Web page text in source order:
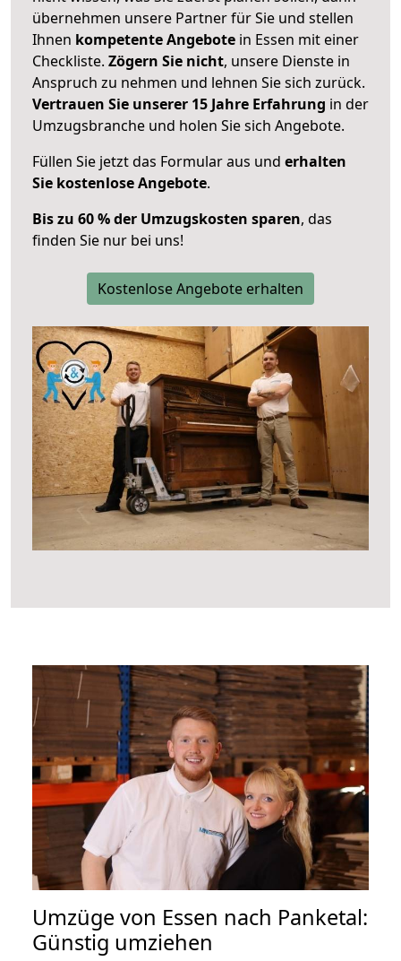
übernehmen unsere Partner für Sie und stellen
Ihnen kompetente Angebote in Essen mit einer
Checkliste. Zögern Sie nicht, unsere Dienste in
Anspruch zu nehmen und lehnen Sie sich zurück.
Vertrauen Sie unserer 15 Jahre Erfahrung in der
Umzugsbranche und holen Sie sich Angebote.
Füllen Sie jetzt das Formular aus und erhalten
Sie kostenlose Angebote.
Bis zu 60 % der Umzugskosten sparen, das
finden Sie nur bei uns!
Kostenlose Angebote erhalten
Umzüge von Essen nach Panketal:
Günstig umziehen